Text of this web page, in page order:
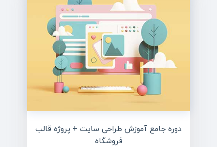
دوره جامع آموزش طراحی سایت + پروژه قالب
فروشگاه